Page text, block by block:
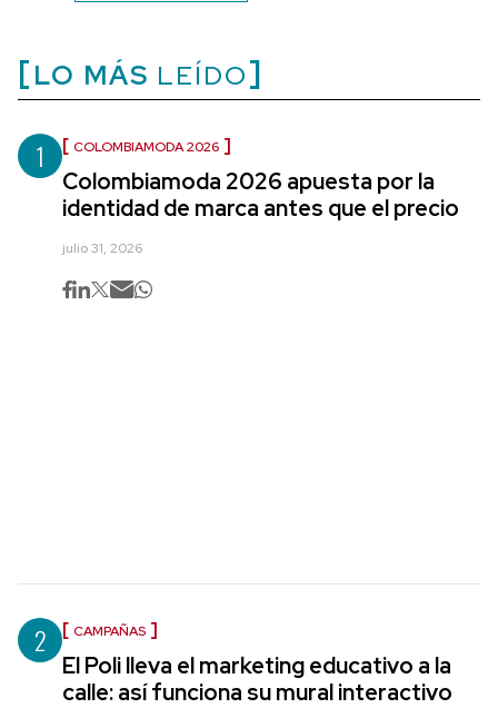
LO MÁS LEÍDO
1 COLOMBIAMODA 2026
Colombiamoda 2026 apuesta por la
identidad de marca antes que el precio
julio 31, 2026
2 CAMPAÑAS
El Poli lleva el marketing educativo a la
calle: así funciona su mural interactivo